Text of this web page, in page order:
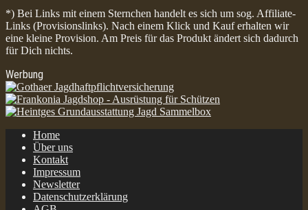
*) Bei Links mit einem Sternchen handelt es sich um sog. Affiliate-
Links (Provisionslinks). Nach einem Klick und Kauf erhalten wir
eine kleine Provision. Am Preis für das Produkt ändert sich dadurch
für Dich nichts.
Werbung
Home
Über uns
Kontakt
Impressum
Newsletter
Datenschutzerklärung